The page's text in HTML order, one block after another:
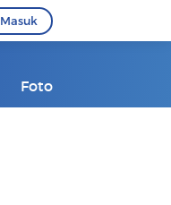
Masuk
Foto